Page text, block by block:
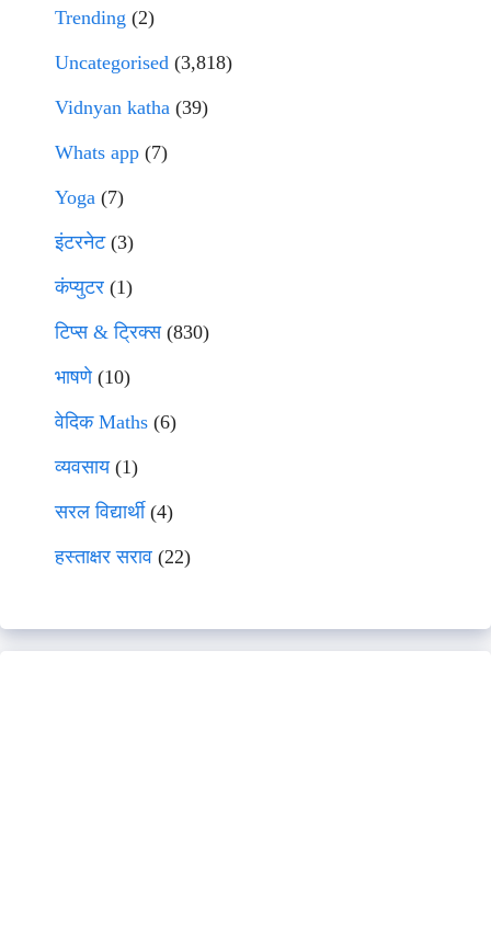
Trending (2)
Uncategorised (3,818)
Vidnyan katha (39)
Whats app (7)
Yoga (7)
इंटरनेट(3)
कंप्युटर (1)
टिप्स & ट्रिक्स(830)
भाषणे(10)
वेदिक Maths (6)
व्यवसाय(1)
सरल विद्यार्थी(4)
हस्ताक्षर सराव (22)